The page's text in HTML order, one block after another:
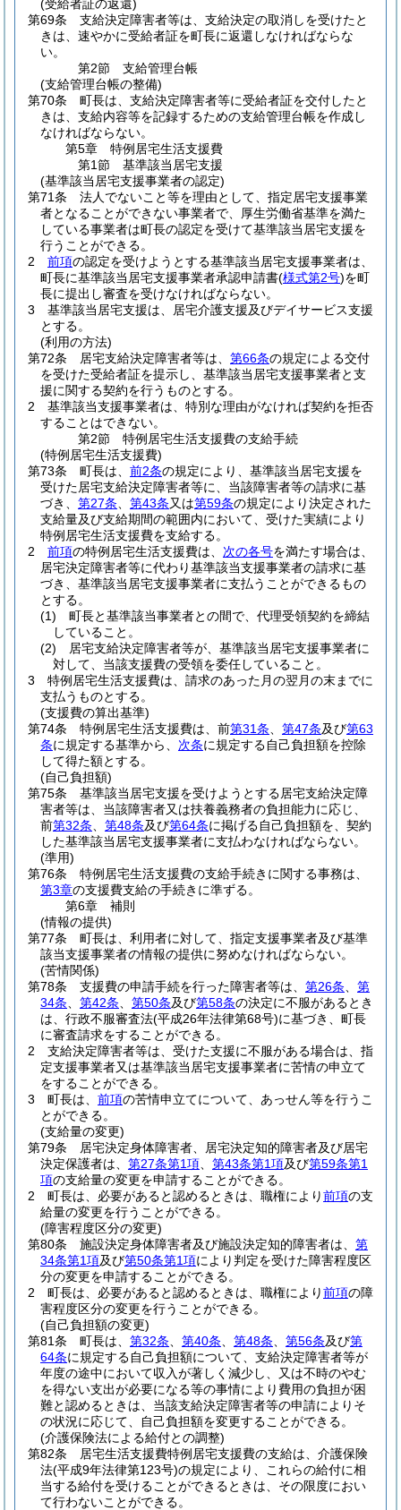
(受給者証の返還)
第69条
支給決定障害者等は、支給決定の取消しを受けたと
きは、速やかに受給者証を町長に返還しなければならな
い。
第2節
支給管理台帳
(支給管理台帳の整備)
第70条
町長は、支給決定障害者等に受給者証を交付したと
きは、支給内容等を記録するための支給管理台帳を作成し
なければならない。
第5章
特例居宅生活支援費
第1節
基準該当居宅支援
(基準該当居宅支援事業者の認定)
第71条
法人でないこと等を理由として、指定居宅支援事業
者となることができない事業者で、厚生労働省基準を満た
している事業者は町長の認定を受けて基準該当居宅支援を
行うことができる。
2
前項の認定を受けようとする基準該当居宅支援事業者は、
町長に基準該当居宅支援事業者承認申請書(様式第2号)を町
長に提出し審査を受けなければならない。
3
基準該当居宅支援は、居宅介護支援及びデイサービス支援
とする。
(利用の方法)
第72条
居宅支給決定障害者等は、 第66条の規定による交付
を受けた受給者証を提示し、基準該当居宅支援事業者と支
援に関する契約を行うものとする。
2
基準該当支援事業者は、特別な理由がなければ契約を拒否
することはできない。
第2節
特例居宅生活支援費の支給手続
(特例居宅生活支援費)
第73条
町長は、 前2条の規定により、基準該当居宅支援を
受けた居宅支給決定障害者等に、当該障害者等の請求に基
づき、 第27条 第43条又は第59条の規定により決定された
支給量及び支給期間の範囲内において、受けた実績により
特例居宅生活支援費を支給する。
2
前項の特例居宅生活支援費は、 次の各号を満たす場合は、
居宅決定障害者等に代わり基準該当支援事業者の請求に基
づき、基準該当居宅支援事業者に支払うことができるもの
とする。
(1)
町長と基準該当事業者との間で、代理受領契約を締結
していること。
(2)
居宅支給決定障害者等が、基準該当居宅支援事業者に
対して、当該支援費の受領を委任していること。
3
特例居宅生活支援費は、請求のあった月の翌月の末までに
支払うものとする。
(支援費の算出基準)
第74条
特例居宅生活支援費は、前第31条 第47条及び第63
条に規定する基準から、 次条に規定する自己負担額を控除
して得た額とする。
(自己負担額)
第75条
基準該当居宅支援を受けようとする居宅支給決定障
害者等は、当該障害者又は扶養義務者の負担能力に応じ、
前第32条 第48条及び第64条に掲げる自己負担額を、契約
した基準該当居宅支援事業者に支払わなければならない。
(準用)
第76条
特例居宅生活支援費の支給手続きに関する事務は、
第3章の支援費支給の手続きに準ずる。
第6章
補則
(情報の提供)
第77条
町長は、利用者に対して、指定支援事業者及び基準
該当支援事業者の情報の提供に努めなければならない。
(苦情関係)
第78条
支援費の申請手続を行った障害者等は、 第26条
第
34条
第42条 第50条及び第58条の決定に不服があるとき
は、行政不服審査法(平成26年法律第68号)に基づき、町長
に審査請求をすることができる。
2
支給決定障害者等は、受けた支援に不服がある場合は、指
定支援事業者又は基準該当居宅支援事業者に苦情の申立て
をすることができる。
3
町長は、 前項の苦情申立てについて、あっせん等を行うこ
とができる。
(支給量の変更)
第79条
居宅決定身体障害者、居宅決定知的障害者及び居宅
決定保護者は、 第27条第1項 第43条第1項及び第59条第1
項の支給量の変更を申請することができる。
2
町長は、必要があると認めるときは、職権により前項の支
給量の変更を行うことができる。
(障害程度区分の変更)
第80条
施設決定身体障害者及び施設決定知的障害者は、 第
34条第1項及び第50条第1項により判定を受けた障害程度区
分の変更を申請することができる。
2
町長は、必要があると認めるときは、職権により前項の障
害程度区分の変更を行うことができる。
(自己負担額の変更)
第81条
町長は、 第32条 第40条 第48条 第56条及び第
64条に規定する自己負担額について、支給決定障害者等が
年度の途中において収入が著しく減少し、又は不時のやむ
を得ない支出が必要になる等の事情により費用の負担が困
難と認めるときは、当該支給決定障害者等の申請によりそ
の状況に応じて、自己負担額を変更することができる。
(介護保険法による給付との調整)
第82条
居宅生活支援費特例居宅支援費の支給は、介護保険
法(平成9年法律第123号)の規定により、これらの給付に相
当する給付を受けることができるときは、その限度におい
て行わないことができる。